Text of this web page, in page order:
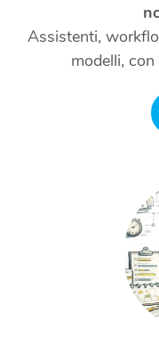
Assistenti,
modelli,